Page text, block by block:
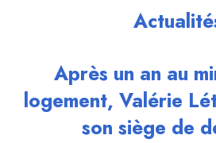
Après un an au
logement, Valérie
son siège de